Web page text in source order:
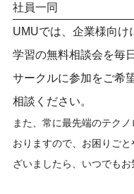
社員一同
UMUでは、企業様向け
学習の無料相談会を毎
サークルに参加をご希
相談ください。
また、常に最先端のテク
おりますので、お困りご
ざいましたら、いつでもお